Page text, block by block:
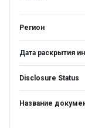
Регион
Дата раскрытия
Disclosure Status
Название